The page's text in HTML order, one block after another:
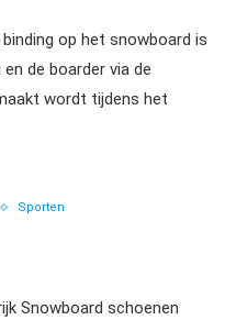
op het snowboard is
de boarder via de
wordt tijdens het
Sporten
Snowboard schoenen